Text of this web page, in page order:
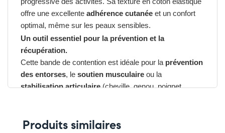
offre une excellente adhérence cutanée et un confort
optimal, même sur les peaux sensibles.
Un outil essentiel pour la prévention et la
récupération.
Cette bande de contention est idéale pour la prévention
des entorses, le soutien musculaire ou la
stabilisation articulaire(cheville, genou, poignet,
sans bloquer complètement l’articulation.
Produits similaires